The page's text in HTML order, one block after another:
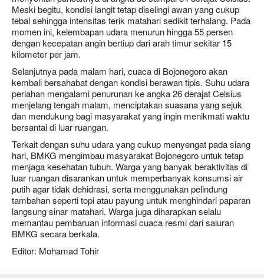
Meski begitu, kondisi langit tetap diselingi awan yang cukup
tebal sehingga intensitas terik matahari sedikit terhalang. Pada
momen ini, kelembapan udara menurun hingga 55 persen
dengan kecepatan angin bertiup dari arah timur sekitar 15
kilometer per jam.
Selanjutnya pada malam hari, cuaca di Bojonegoro akan
kembali bersahabat dengan kondisi berawan tipis. Suhu udara
perlahan mengalami penurunan ke angka 26 derajat Celsius
menjelang tengah malam, menciptakan suasana yang sejuk
dan mendukung bagi masyarakat yang ingin menikmati waktu
bersantai di luar ruangan.
Terkait dengan suhu udara yang cukup menyengat pada siang
hari, BMKG mengimbau masyarakat Bojonegoro untuk tetap
menjaga kesehatan tubuh. Warga yang banyak beraktivitas di
luar ruangan disarankan untuk memperbanyak konsumsi air
putih agar tidak dehidrasi, serta menggunakan pelindung
tambahan seperti topi atau payung untuk menghindari paparan
langsung sinar matahari. Warga juga diharapkan selalu
memantau pembaruan informasi cuaca resmi dari saluran
BMKG secara berkala.
Editor: Mohamad Tohir